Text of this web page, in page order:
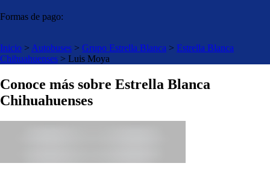
Formas de pago:
Inicio > Autobuses > Grupo Estrella Blanca > Estrella Blanca
Chihuahuenses > Luis Moya
Conoce más sobre Estrella Blanca
Chihuahuenses